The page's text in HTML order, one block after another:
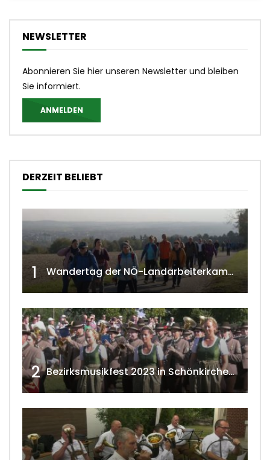
NEWSLETTER
Abonnieren Sie hier unseren Newsletter und bleiben
Sie informiert.
ANMELDEN
DERZEIT BELIEBT
1 Wandertag der NÖ-Landarbeiterkammer in Hollabrunn 2024
2 Bezirksmusikfest 2023 in Schönkirchen-Reyersdorf